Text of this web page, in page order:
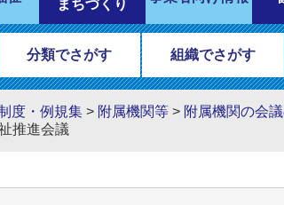
まちづくり
分類でさがす 組織でさがす
度・例規集 > 附属機関等 > 附属機関の会
推進会議